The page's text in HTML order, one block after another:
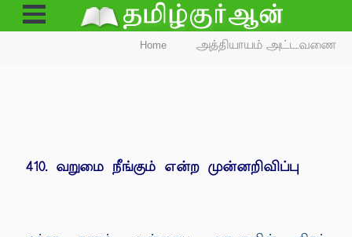
Open
Menu
Home அத்தியாயம் அட்டவணை
410. வறுமை நீங்கும் என்ற முன்னறிவிப்பு